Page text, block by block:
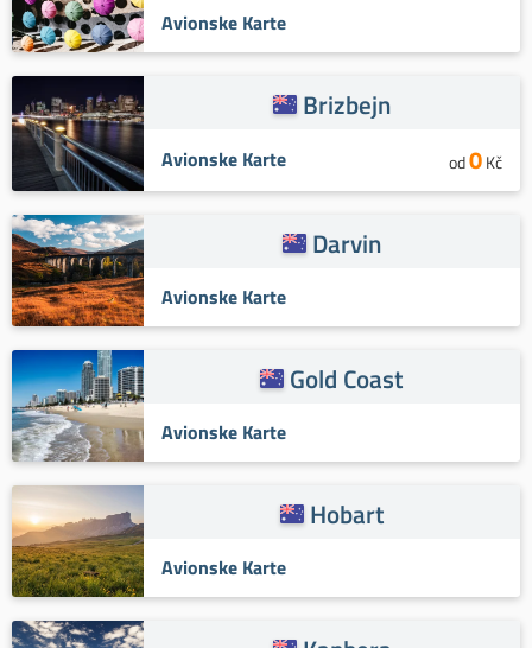
Avionske Karte
Brizbejn
Avionske Karte od0Kč
Darvin
Avionske Karte
Gold Coast
Avionske Karte
Hobart
Avionske Karte